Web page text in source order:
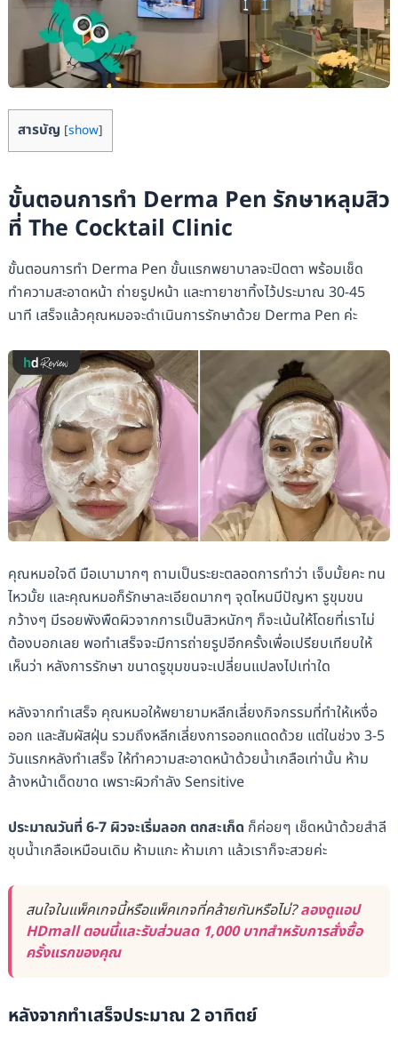
สารบัญ [show]
ขั้นตอนการทำ Derma Pen รักษาหลุมสิว
ที่ The Cocktail Clinic
ขั้นตอนการทำ Derma Pen ขั้นแรกพยาบาลจะปิดตา พร้อมเช็ด
ทำความสะอาดหน้า ถ่ายรูปหน้า และทายาชาทิ้งไว้ประมาณ 30-45
นาที เสร็จแล้วคุณหมอจะดำเนินการรักษาด้วย Derma Pen ค่ะ
คุณหมอใจดี มือเบามากๆ ถามเป็นระยะตลอดการทำว่า เจ็บมั้ยคะ ทน
ไหวมั้ย และคุณหมอก็รักษาละเอียดมากๆ จุดไหนมีปัญหา รูขุมขน
กว้างๆ มีรอยพังพืดผิวจากการเป็นสิวหนักๆ ก็จะเน้นให้โดยที่เราไม่
ต้องบอกเลย พอทำเสร็จจะมีการถ่ายรูปอีกครั้งเพื่อเปรียบเทียบให้
เห็นว่า หลังการรักษา ขนาดรูขุมขนจะเปลี่ยนแปลงไปเท่าใด
หลังจากทำเสร็จ คุณหมอให้พยายามหลีกเลี่ยงกิจกรรมที่ทำให้เหงื่อ
ออก และสัมผัสฝุ่น รวมถึงหลีกเลี่ยงการออกแดดด้วย แต่ในช่วง 3-5
วันแรกหลังทำเสร็จ ให้ทำความสะอาดหน้าด้วยน้ำเกลือเท่านั้น ห้าม
ล้างหน้าเด็ดขาด เพราะผิวกำลัง Sensitive
ประมาณวันที่ 6-7 ผิวจะเริ่มลอก ตกสะเก็ด ก็ค่อยๆ เช็ดหน้าด้วยสำลี
ชุบน้ำเกลือเหมือนเดิม ห้ามแกะ ห้ามเกา แล้วเราก็จะสวยค่ะ
สนใจในแพ็คเกจนี้หรือแพ็คเกจที่คล้ายกันหรือไม่?ลองดูแอป
HDmall ตอนนี้และรับส่วนลด 1,000 บาทสำหรับการสั่งซื้อ
ครั้งแรกของคุณ
หลังจากทำเสร็จประมาณ 2 อาทิตย์